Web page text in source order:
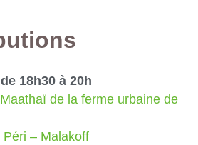
18h30 à 20h
de la ferme urbaine de
– Malakoff